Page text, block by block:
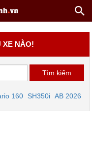
XE NÀO!
160 SH350i AB 2026